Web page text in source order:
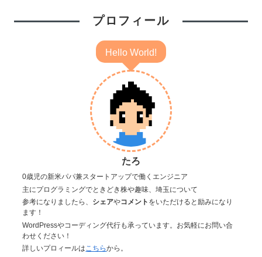
プロフィール
Hello World!
たろ
0歳児の新米パパ兼スタートアップで働くエンジニア
主にプログラミングでときどき株や趣味、埼玉について
参考になりましたら、 シェアやコメント をいただけると励みになり
ます！
WordPressやコーディング代行も承っています。お気軽にお問い合
わせください！
詳しいプロィールは こちらから。